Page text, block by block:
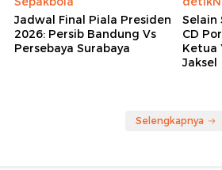
Jadwal Final Piala Presiden
2026: Persib Bandung Vs
Persebaya Surabaya
Selain
CD
Ketua
Jaksel
Selengkapnya